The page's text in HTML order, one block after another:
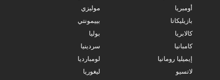
أومبريا
موليزي
بازيليكاتا
بييمونتي
كالابريا
بوليا
كامبانيا
سردينيا
إيميليا رومانيا
لومبارديا
لاتسيو
ليغوريا